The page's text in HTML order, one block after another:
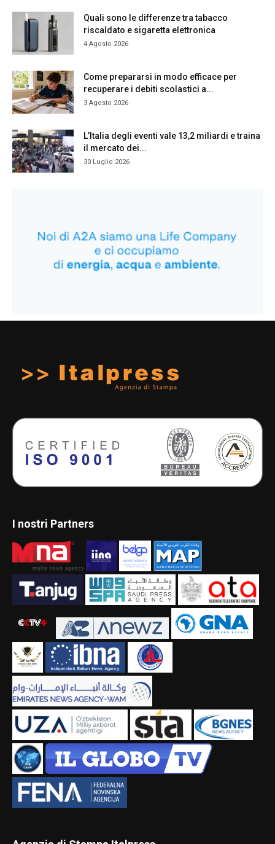
Quali sono le differenze tra tabacco
riscaldato e sigaretta elettronica
4 Agosto 2026
Come prepararsi in modo efficace per
recuperare i debiti scolastici a...
3 Agosto 2026
L’Italia degli eventi vale 13,2 miliardi e traina
il mercato dei...
30 Luglio 2026
I nostri Partners